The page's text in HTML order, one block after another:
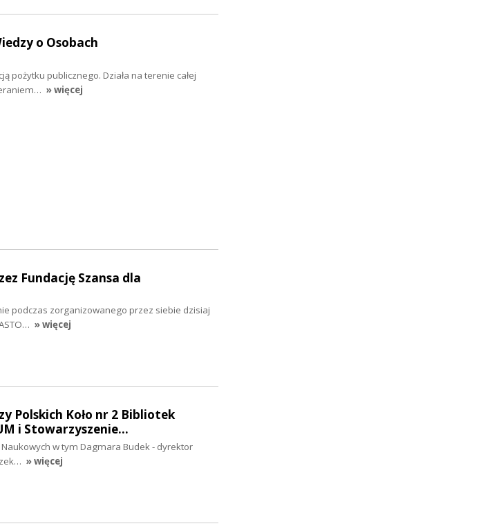
o Osobach
pożytku publicznego. Działa na terenie całej
» więcej
Fundację Szansa dla
podczas zorganizowanego przez siebie dzisiaj
» więcej
Polskich Koło nr 2 Bibliotek
i Stowarzyszenie…
w tym Dagmara Budek - dyrektor
» więcej